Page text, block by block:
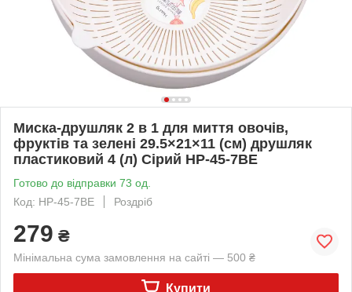
Миска-друшляк 2 в 1 для миття овочів,
фруктів та зелені 29.5×21×11 (см) друшляк
пластиковий 4 (л) Сірий HP-45-7BE
Готово до відправки 73 од.
Код: HP-45-7BE
Роздріб
279 ₴
Мінімальна сума замовлення на сайті — 500 ₴
Купити